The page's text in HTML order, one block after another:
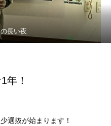
長い夜
年！
選抜が始まります！